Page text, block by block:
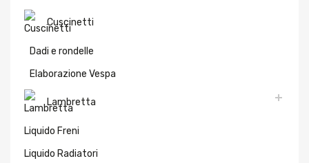
Cuscinetti
Dadi e rondelle
Elaborazione Vespa
Lambretta
Liquido Freni
Liquido Radiatori